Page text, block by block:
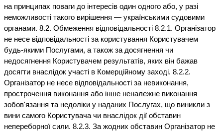
на принципах поваги до інтересів один одного або, у разі
неможливості такого вирішення — українськими судовими
органами. 8.2. Обмеження відповідальності 8.2.1. Організатор
не несе відповідальності за користування Користувачем
будь-якими Послугами, а також за досягнення чи
недосягнення Користувачем результатів, яких він бажав
досягти внаслідок участі в Комерційному заході. 8.2.2.
Організатор не несе відповідальності за невиконання,
прострочення виконання або інше неналежне виконання
зобов'язання та недоліки у наданих Послугах, що виникли з
вини самого Користувача чи внаслідок дії обставин
непереборної сили. 8.2.3. За жодних обставин Організатор не